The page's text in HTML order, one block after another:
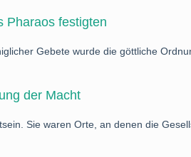
Pharaos festigten
Gebete wurde die göttliche
der Macht
Sie waren Orte, an denen die